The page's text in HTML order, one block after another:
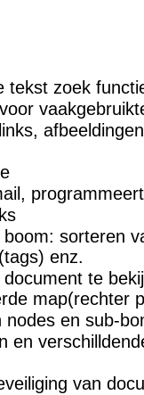
tekst zoek
sorteren
enz.
te
map(rechter
en sub-
en
van